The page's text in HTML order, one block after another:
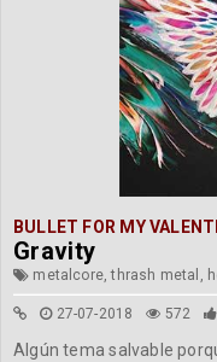
BULLET FOR MY
Gravity
metalcore, thrash metal,
27-07-2018 572
Algún tema salvable